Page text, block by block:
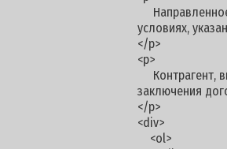
Направленное
условиях,
</p>
<p>
Контрагент,
заключения
</p>
<div>
<ol>